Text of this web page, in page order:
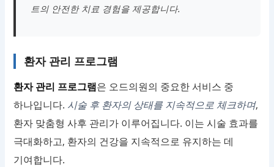
트의 안전한 치료 경험을 제공합니다.
환자 관리 프로그램
환자 관리 프로그램은 오드의원의 중요한 서비스 중
하나입니다. 시술 후 환자의 상태를 지속적으로 체크하며,
환자 맞춤형 사후 관리가 이루어집니다. 이는 시술 효과를
극대화하고, 환자의 건강을 지속적으로 유지하는 데
기여합니다.